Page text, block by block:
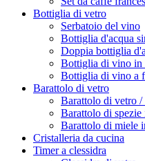
Bottiglia di vetro
Serbatoio del vino
Bottiglia d'acqua
Doppia bottiglia
Bottiglia di vino in
Bottiglia di vino a
Barattolo di vetro
Barattolo di vetro /
Barattolo di spezie
Barattolo di miele
Cristalleria da cucina
Timer a clessidra